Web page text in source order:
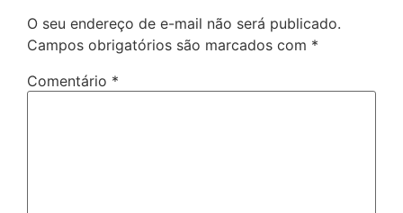
O seu endereço de e-mail não será publicado.
Campos obrigatórios são marcados com *
Comentário *